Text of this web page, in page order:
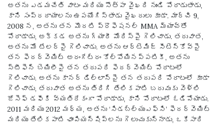
అతను ఎడమచేతి వాటం మరియు సౌత్పా వైఖరి నుండి పోరాడుతాడు,
కాని సంప్రదాయాలను ఉపయోగిస్తాడు వైఖరులు కూడా. మార్చి 9,
2008 న, అతను తన మొదటి ప్రొఫెషనల్ MMA మ్యాచ్‌తో
పోరాడాడు, అక్కడ అతను గ్యారీ మోరిస్‌పై గెలిచాడు. తరువాత,
అతను మో టేలర్పై గెలిచాడు. అతను ఆర్టెమిజ్ సీటెన్కోవ్‌పై
తన ఫెదర్‌వెయిట్ అరంగేట్రం కోల్పోయినప్పటికీ, అతను
స్టీఫెన్ బెయిలీపై తన తదుపరి ఫెదర్‌వెయిట్ పోరాటంలో
గెలిచాడు. అతను కానర్ డిల్లాన్‌పై తన తదుపరి పోరాటంలో కూడా
గెలిచాడు, తరువాత అతను తిరిగి తేలికపాటి బరువుకు వెళ్లి
జోసెఫ్ డఫీకి వ్యతిరేకంగా పోరాడాడు, కాని పోరాటంలో ఓడిపోయాడు.
2011 మరియు 2012 మధ్య, అతను ‘సిడబ్ల్యుఎఫ్‌సి’ ఫెదర్‌వెయిట్
మరియు తేలికపాటి ఛాంపియన్‌షిప్‌లను గెలుచుకున్నాడు, ఒకేసారి